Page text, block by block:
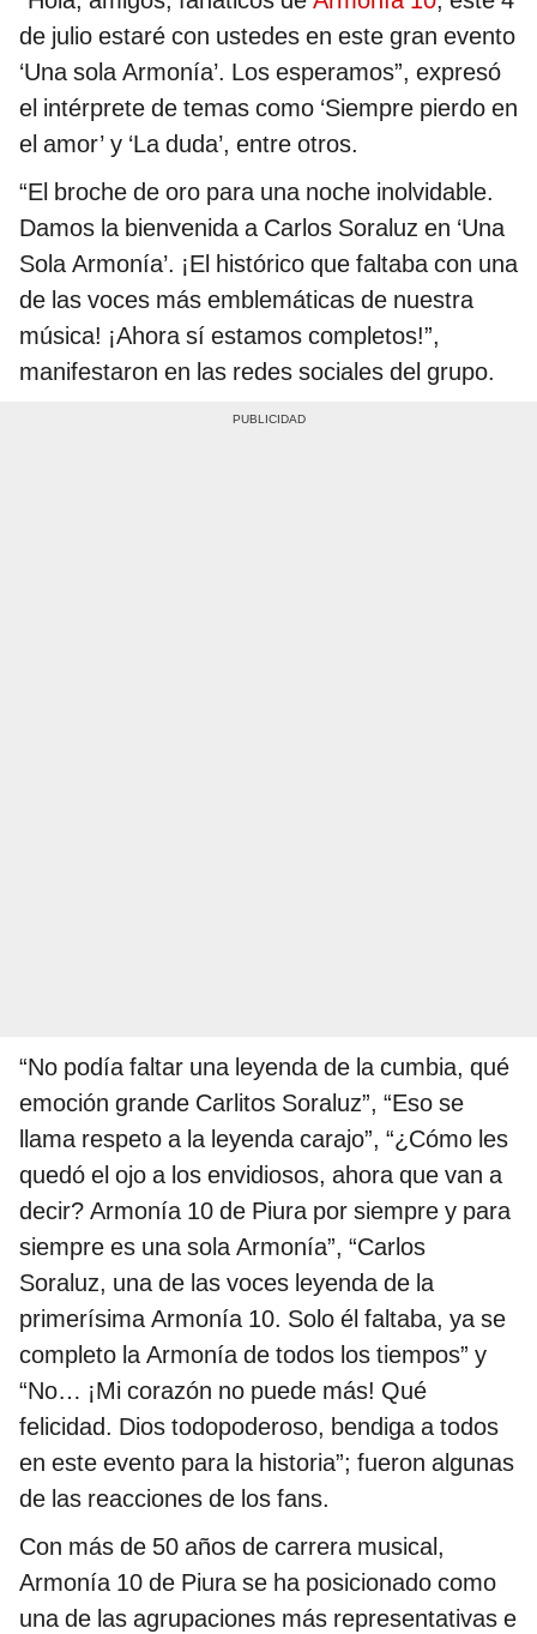
de julio estaré con ustedes en este gran evento
‘Una sola Armonía’. Los esperamos”, expresó
el intérprete de temas como ‘Siempre pierdo en
el amor’ y ‘La duda’, entre otros.
“El broche de oro para una noche inolvidable.
Damos la bienvenida a Carlos Soraluz en ‘Una
Sola Armonía’. ¡El histórico que faltaba con una
de las voces más emblemáticas de nuestra
música! ¡Ahora sí estamos completos!”,
manifestaron en las redes sociales del grupo.
“No podía faltar una leyenda de la cumbia, qué
emoción grande Carlitos Soraluz”, “Eso se
llama respeto a la leyenda carajo”, “¿Cómo les
quedó el ojo a los envidiosos, ahora que van a
decir? Armonía 10 de Piura por siempre y para
siempre es una sola Armonía”, “Carlos
Soraluz, una de las voces leyenda de la
primerísima Armonía 10. Solo él faltaba, ya se
completo la Armonía de todos los tiempos” y
“No… ¡Mi corazón no puede más! Qué
felicidad. Dios todopoderoso, bendiga a todos
en este evento para la historia”; fueron algunas
de las reacciones de los fans.
Con más de 50 años de carrera musical,
Armonía 10 de Piura se ha posicionado como
una de las agrupaciones más representativas e